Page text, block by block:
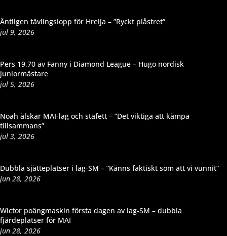
Äntligen tävlingslopp för Hrelja – ”Ryckt plåstret”
jul 9, 2026
Pers 19,70 av Fanny i Diamond League – Hugo nordisk
juniormästare
jul 5, 2026
Noah älskar MAI-lag och stafett – ”Det viktiga att kämpa
tillsammans”
jul 3, 2026
Dubbla sjätteplatser i lag-SM – ”Känns faktiskt som att vi vunnit”
jun 28, 2026
Wictor poängmaskin första dagen av lag-SM – dubbla
fjärdeplatser för MAI
jun 28, 2026